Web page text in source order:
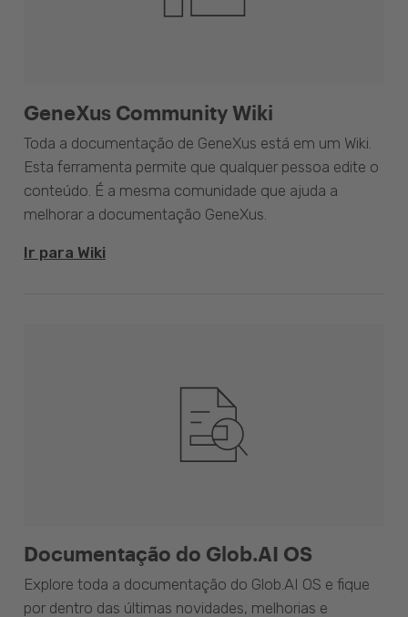
GeneXus Community Wiki
Toda a documentação de GeneXus está em um Wiki.
Esta ferramenta permite que qualquer pessoa edite o
conteúdo. É a mesma comunidade que ajuda a
melhorar a documentação GeneXus.
Ir para Wiki
Documentação do Glob.AI OS
Explore toda a documentação do Glob.AI OS e fique
por dentro das últimas novidades, melhorias e